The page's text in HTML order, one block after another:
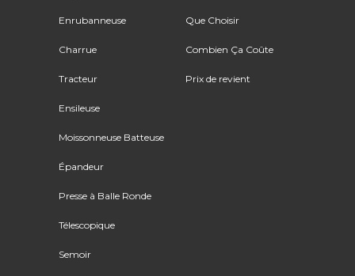
Enrubanneuse
Charrue
Tracteur
Ensileuse
Moissonneuse Batteuse
Épandeur
Presse à Balle Ronde
Télescopique
Semoir
Que Choisir
Combien Ça Coûte
Prix de revient